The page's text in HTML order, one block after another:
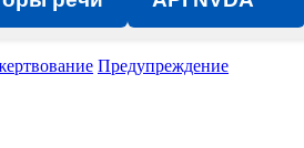
Предупреждение